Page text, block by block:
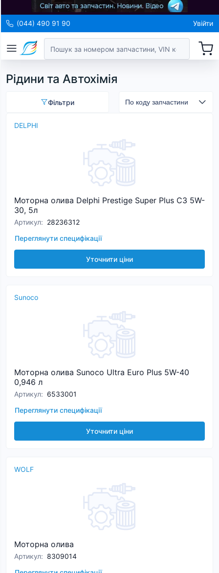
(044) 490 91 90 Увійти
Рідини та Автохімія
Фільтри
DELPHI
Моторна олива Delphi Prestige Super Plus C3 5W-
30, 5л
Артикул: 28236312
Переглянути специфікації
Уточнити ціни
Sunoco
Моторна олива Sunoco Ultra Euro Plus 5W-40
0,946 л
Артикул: 6533001
Переглянути специфікації
Уточнити ціни
WOLF
Моторна олива
Артикул: 8309014